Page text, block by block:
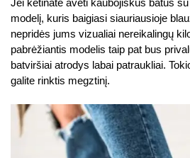
modelį, kuris baigiasi siauriausioje
nepridės jums vizualiai nereikalingų
pabrėžiantis modelis taip pat bus
batviršiai atrodys labai patraukliai.
galite rinktis megztinį.